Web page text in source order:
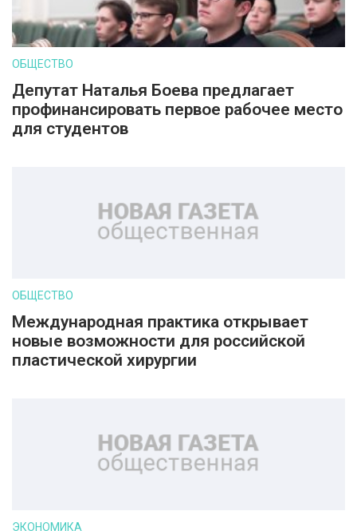
ОБЩЕСТВО
Депутат Наталья Боева предлагает
профинансировать первое рабочее место
для студентов
ОБЩЕСТВО
Международная практика открывает
новые возможности для российской
пластической хирургии
ЭКОНОМИКА